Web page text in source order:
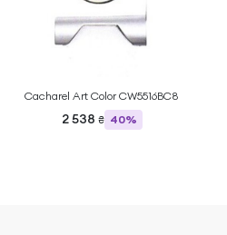
Cacharel Art Color CW5516BC8
2 538 ₴ 40%